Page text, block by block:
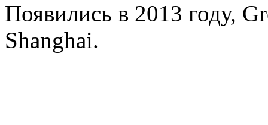
Появились в 2013 году,
Shanghai.